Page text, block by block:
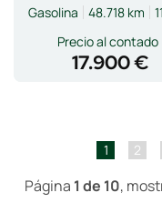
Gasolina
48.718 km
Precio al contado
17.900 €
1 2
Página 1 de 10,